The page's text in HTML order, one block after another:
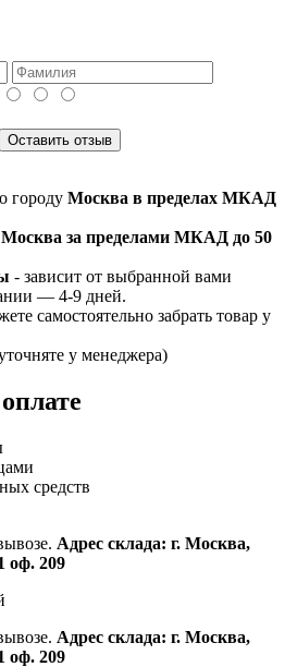
Оставить отзыв
городу Москва в пределах МКАД
Москва за пределами МКАД до 50
- зависит от выбранной вами
— 4-9 дней.
самостоятельно забрать товар у
у менеджера)
средств
Адрес склада: г. Москва,
оф. 209
Адрес склада: г. Москва,
оф. 209